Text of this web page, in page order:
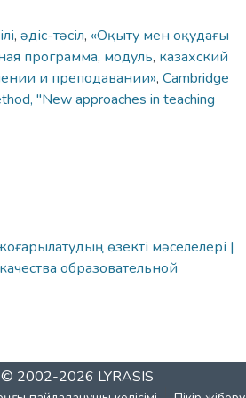
, əдіс-тəсіл, «Оқыту мен оқудағы
программа, модуль, казахский
и преподавании», Cambridge
"New approaches in teaching
өзекті мәселелері |
образовательной
© 2002-2026 LYRASIS